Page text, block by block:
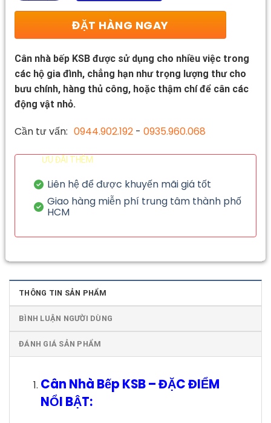
ĐẶT HÀNG NGAY
Cân nhà bếp KSB được sử dụng cho nhiều việc trong
các hộ gia đình, chẳng hạn như trọng lượng thư cho
bưu chính, hàng thủ công, hoặc thậm chí để cân các
động vật nhỏ.
Cần tư vấn: 0944.902.192 - 0935.960.068
ƯU ĐÃI THÊM
Liên hệ để được khuyến mãi giá tốt
Giao hàng miễn phí trung tâm thành phố
HCM
THÔNG TIN SẢN PHẨM
BÌNH LUẬN NGƯỜI DÙNG
ĐÁNH GIÁ SẢN PHẨM
Cân Nhà Bếp KSB–ĐẶC ĐIỂM
NỔI BẬT: